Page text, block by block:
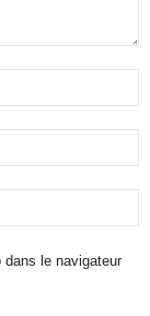
dans le navigateur